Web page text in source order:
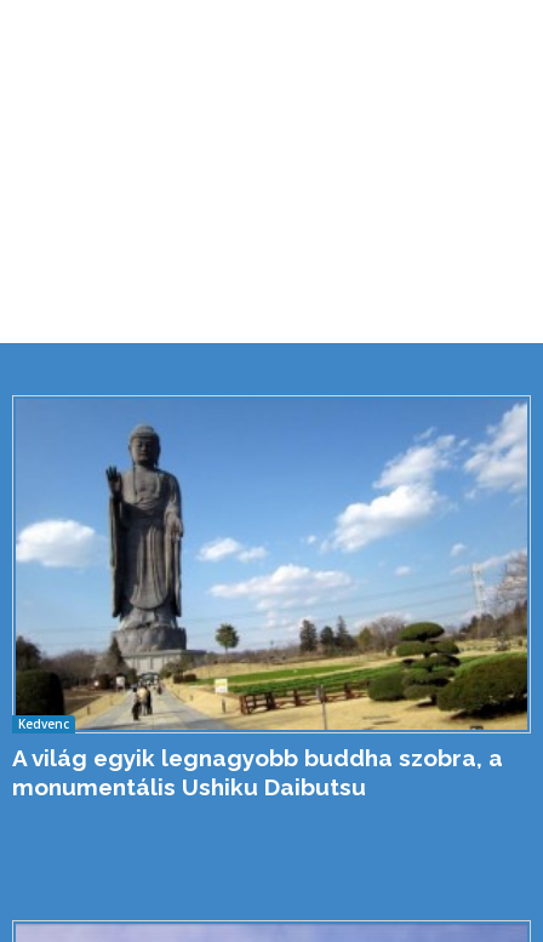
Kedvenc
A világ egyik legnagyobb buddha szobra, a
monumentális Ushiku Daibutsu